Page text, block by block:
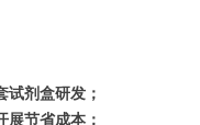
试剂盒研发；
展节省成本；